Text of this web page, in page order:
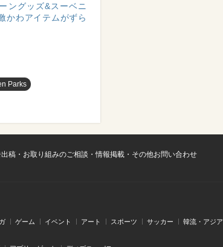
ングッズ&スーベニ
かわアイテムがずら
Parks
出稿・お取り組みのご相談・情報掲載・その他お問い合わせ
ゲーム イベント アート スポーツ サッカー 韓流・アジア